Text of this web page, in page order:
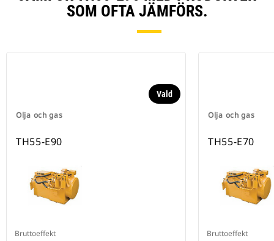
SOM OFTA JÄMFÖRS.
Olja och gas
Vald
TH55-E90
Bruttoeffekt
Olja och gas
TH55-E70
Bruttoeffekt